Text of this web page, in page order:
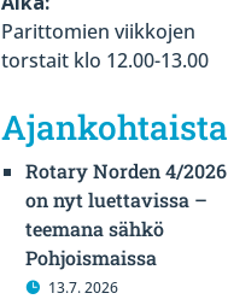
Parittomien viikkojen
torstait klo 12.00-13.00
Ajankohtaista
Rotary Norden 4/2026
on nyt luettavissa –
teemana sähkö
Pohjoismaissa
13.7. 2026